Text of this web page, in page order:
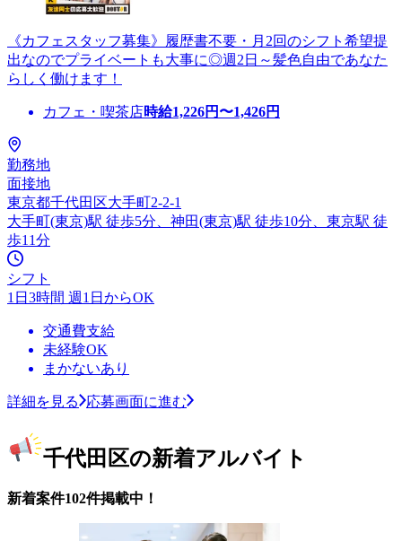
《カフェスタッフ募集》履歴書不要・月2回のシフト希望提
出なのでプライベートも大事に◎週2日～髪色自由であなた
らしく働けます！
カフェ・喫茶店時給1,226円〜1,426円
勤務地
面接地
東京都千代田区大手町2-2-1
大手町(東京)駅 徒歩5分、神田(東京)駅 徒歩10分、東京駅 徒
歩11分
シフト
1日3時間 週1日からOK
交通費支給
未経験OK
まかないあり
詳細を見る 応募画面に進む
千代田区の新着アルバイト
新着案件102件掲載中！